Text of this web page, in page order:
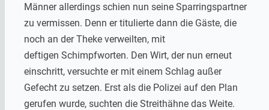
Männer allerdings schien nun seine Sparringspartner
zu vermissen. Denn er titulierte dann die Gäste, die
noch an der Theke verweilten, mit
deftigen Schimpfworten. Den Wirt, der nun erneut
einschritt, versuchte er mit einem Schlag außer
Gefecht zu setzen. Erst als die Polizei auf den Plan
gerufen wurde, suchten die Streithähne das Weite.